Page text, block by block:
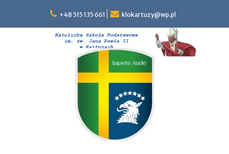
content
+48 515 135 661 klokartuzy@wp.pl